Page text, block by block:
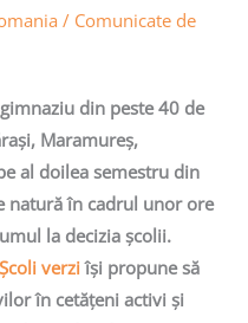
/ Comunicate de
din peste 40 de
Maramureș,
al doilea semestru din
natură în cadrul unor ore
la decizia școlii.
verziîși propune să
în cetăţeni activi şi